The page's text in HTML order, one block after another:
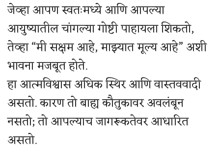
जेव्हा आपण स्वतःमध्ये आणि आपल्या
आयुष्यातील चांगल्या गोष्टी पाहायला शिकतो,
तेव्हा “मी सक्षम आहे, माझ्यात मूल्य आहे” अशी
भावना मजबूत होते.
हा आत्मविश्वास अधिक स्थिर आणि वास्तववादी
असतो. कारण तो बाह्य कौतुकावर अवलंबून
नसतो; तो आपल्याच जागरूकतेवर आधारित
असतो.